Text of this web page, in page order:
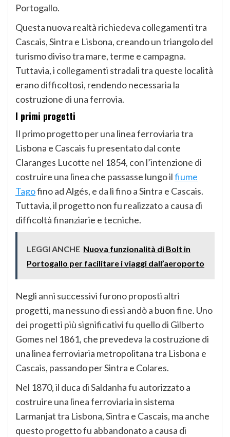
Portogallo.
Questa nuova realtà richiedeva collegamenti tra
Cascais, Sintra e Lisbona, creando un triangolo del
turismo diviso tra mare, terme e campagna.
Tuttavia, i collegamenti stradali tra queste località
erano difficoltosi, rendendo necessaria la
costruzione di una ferrovia.
I primi progetti
Il primo progetto per una linea ferroviaria tra
Lisbona e Cascais fu presentato dal conte
Claranges Lucotte nel 1854, con l’intenzione di
costruire una linea che passasse lungo ilfiume
Tagofino ad Algés, e da lì fino a Sintra e Cascais.
Tuttavia, il progetto non fu realizzato a causa di
difficoltà finanziarie e tecniche.
LEGGI ANCHE Nuova funzionalità di Bolt in
Portogallo per facilitare i viaggi dall’aeroporto
Negli anni successivi furono proposti altri
progetti, ma nessuno di essi andò a buon fine. Uno
dei progetti più significativi fu quello di Gilberto
Gomes nel 1861, che prevedeva la costruzione di
una linea ferroviaria metropolitana tra Lisbona e
Cascais, passando per Sintra e Colares.
Nel 1870, il duca di Saldanha fu autorizzato a
costruire una linea ferroviaria in sistema
Larmanjat tra Lisbona, Sintra e Cascais, ma anche
questo progetto fu abbandonato a causa di